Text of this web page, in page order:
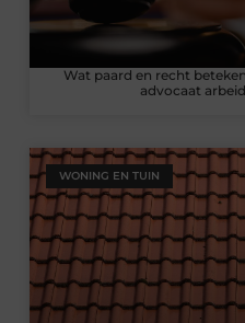
Wat paard en recht
advocaat
WONING EN TUIN